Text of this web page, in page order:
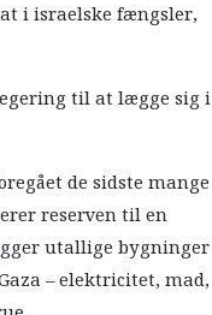
i israelske fængsler,
til at lægge sig i
de sidste mange
reserven til en
utallige bygninger
– elektricitet, mad,